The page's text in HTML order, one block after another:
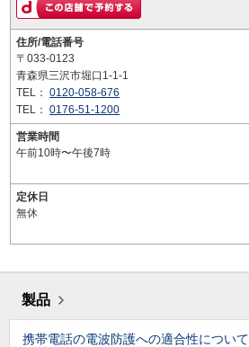
住所/電話番号
〒033-0123
青森県三沢市堀口1-1-1
TEL： 0120-058-676
TEL： 0176-51-1200
営業時間
午前10時〜午後7時
定休日
無休
製品
携帯電話の電波防護への適合性について